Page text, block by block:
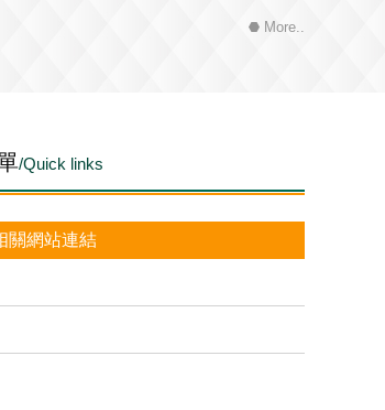
More..
/Quick links
關網站連結